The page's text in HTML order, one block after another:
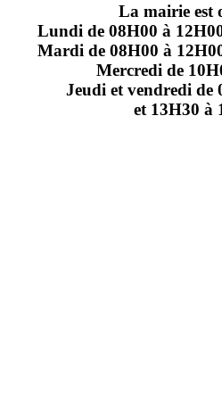
La mairie est
Lundi de 08H00 à
Mardi de 08H00 à
Mercredi de
Jeudi et vendredi de
et 13H30 à